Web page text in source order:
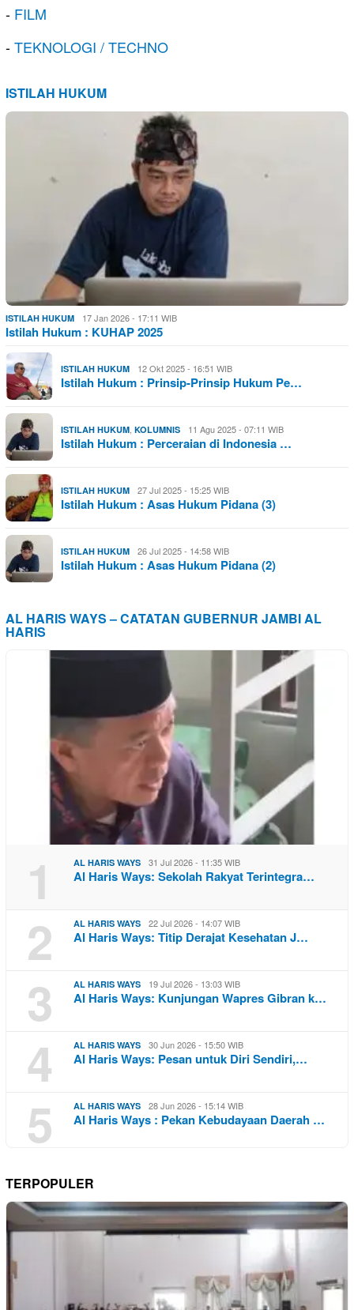
- FILM
-TEKNOLOGI / TECHNO
ISTILAH HUKUM
ISTILAH HUKUM 17 Jan 2026 - 17:11 WIB
Istilah Hukum : KUHAP 2025
ISTILAH HUKUM 12 Okt 2025 - 16:51 WIB
Istilah Hukum : Prinsip-Prinsip Hukum Pe…
ISTILAH HUKUM KOLUMNIS 11 Agu 2025 - 07:11 WIB
Istilah Hukum : Perceraian di Indonesia …
ISTILAH HUKUM 27 Jul 2025 - 15:25 WIB
Istilah Hukum : Asas Hukum Pidana (3)
ISTILAH HUKUM 26 Jul 2025 - 14:58 WIB
Istilah Hukum : Asas Hukum Pidana (2)
AL HARIS WAYS – CATATAN GUBERNUR JAMBI AL
HARIS
1 AL HARIS WAYS 31 Jul 2026 - 11:35 WIB
Al Haris Ways: Sekolah Rakyat Terintegra…
2 AL HARIS WAYS 22 Jul 2026 - 14:07 WIB
Al Haris Ways: Titip Derajat Kesehatan J…
3 AL HARIS WAYS 19 Jul 2026 - 13:03 WIB
Al Haris Ways: Kunjungan Wapres Gibran k…
4 AL HARIS WAYS 30 Jun 2026 - 15:50 WIB
Al Haris Ways: Pesan untuk Diri Sendiri,…
5 AL HARIS WAYS 28 Jun 2026 - 15:14 WIB
Al Haris Ways : Pekan Kebudayaan Daerah …
TERPOPULER